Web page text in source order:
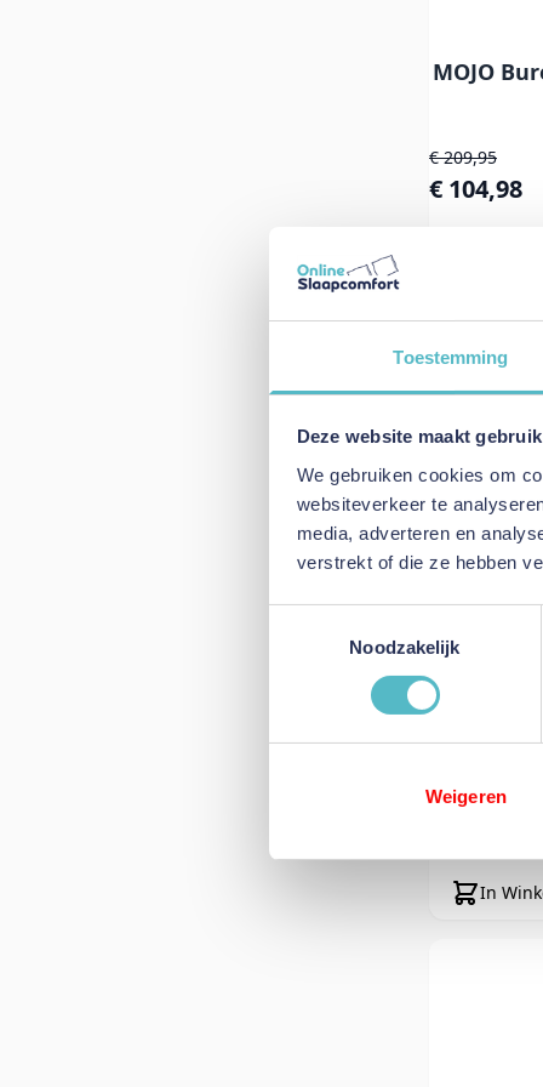
Toestemming
Deze website maakt
We gebruiken cookies om
websiteverkeer te
media, adverteren en
verstrekt of die ze hebben
Noodzakelijk
Weigeren
MOJO
Speciale prijs
€ 104,98
Normale prijs
€ 209,95
MOJO
Normale prijs
€ 89,95
In